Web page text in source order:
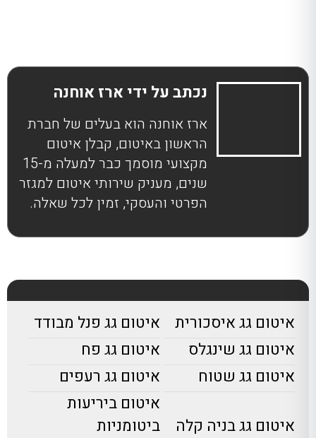
נכתב על ידי ארז אוחנה
ארז אוחנה הוא בעלים של חברת
הראשון באיטום, קבלן איטום
מקצועי מוסמך כבר למעלה מ-15
שנים, מעניק שירותי איטום למגזר
הפרטי והעסקי, זמין לכל שאלה.
איטום גג איסכורית
איטום גג פנל מבודד
איטום גג שינגלס
איטום גג פח
איטום גג שטוח
איטום גג רעפים
איטום גג בניה קלה
איטום ביריעות
ביטומניות